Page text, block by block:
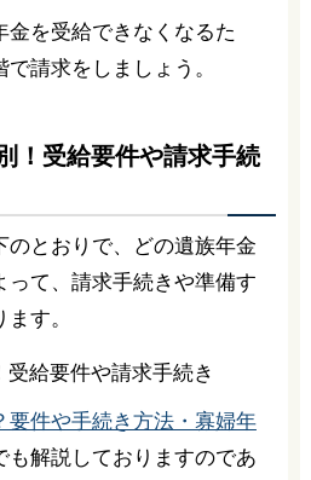
金を受給できなくなるた
請求をしましょう。
！受給要件や請求手続
のとおりで、どの遺族年金
って、請求手続きや準備す
す。
要件や手続き方法・寡婦年
も解説しておりますのであ